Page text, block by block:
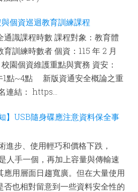
個資巡迴教育訓練課程
通識課程時數 課程對象：教育體
訓練時數者 個資：115 年 2 月
個資維護重點與實務 資安：
1點~4點 新版資通安全概論之重
連結： https...
】USB隨身碟應注意資料保全事
進步、使用輕巧和價格下跌，
人手一個，再加上容量與傳輸速
應用層面日趨寬廣。但在大量使用
否也相對留意到一些資料安全性的